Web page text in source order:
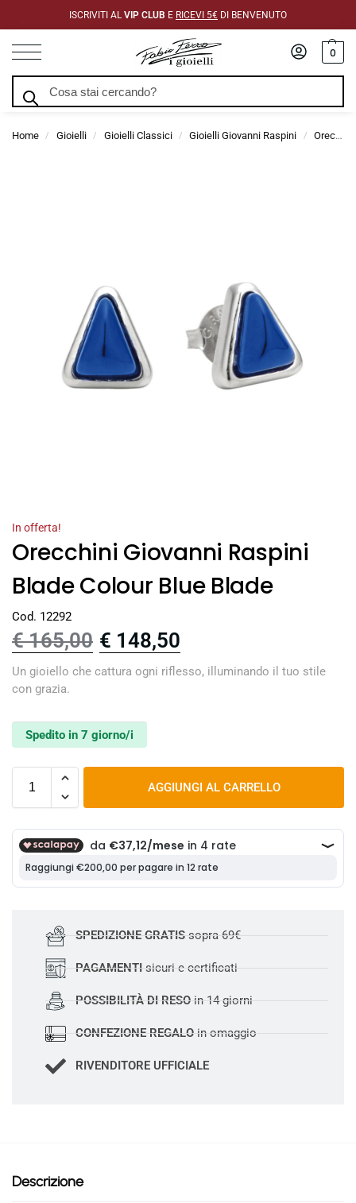
ISCRIVITI AL VIP CLUB E RICEVI 5€ DI BENVENUTO
0
Home / Gioielli / Gioielli Classici / Gioielli Giovanni Raspini / Orecchini Giovanni Raspini
In offerta!
Orecchini Giovanni Raspini
Blade Colour Blue Blade
Cod. 12292
€165,00 € 148,50
Un gioiello che cattura ogni riflesso, illuminando il tuo stile
con grazia.
Spedito in 7 giorno/i
AGGIUNGI AL CARRELLO
SPEDIZIONE GRATISsopra 69€
PAGAMENTI sicuri e certificati
POSSIBILITÀ DI RESO in 14 giorni
CONFEZIONE REGALOin omaggio
RIVENDITORE UFFICIALE
Descrizione